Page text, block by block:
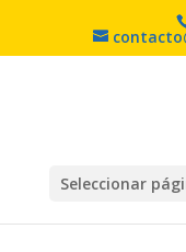
Seleccionar